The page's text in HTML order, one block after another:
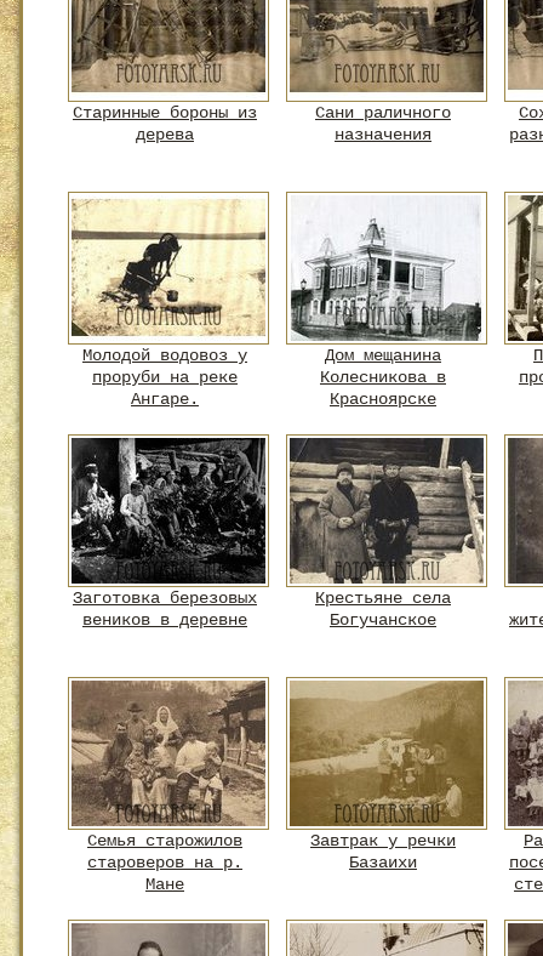
Старинные бороны из
дерева
Сани раличного
назначения
Молодой водовоз у
проруби на реке
Ангаре.
Дом мещанина
Колесникова в
Красноярске
Заготовка березовых
веников в деревне
Крестьяне села
Богучанское
Семья старожилов
староверов на р.
Мане
Завтрак у речки
Базаихи